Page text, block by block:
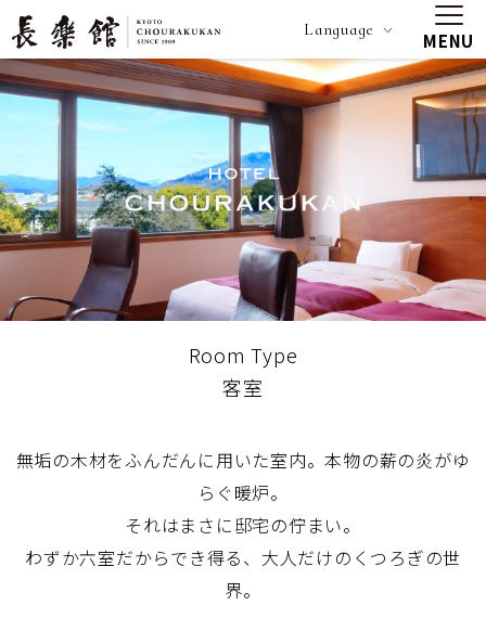
Language MENU
Room Type
客室
無垢の木材をふんだんに用いた室内。本物の薪の炎がゆ
らぐ暖炉。
それはまさに邸宅の佇まい。
わずか六室だからでき得る、大人だけのくつろぎの世
界。